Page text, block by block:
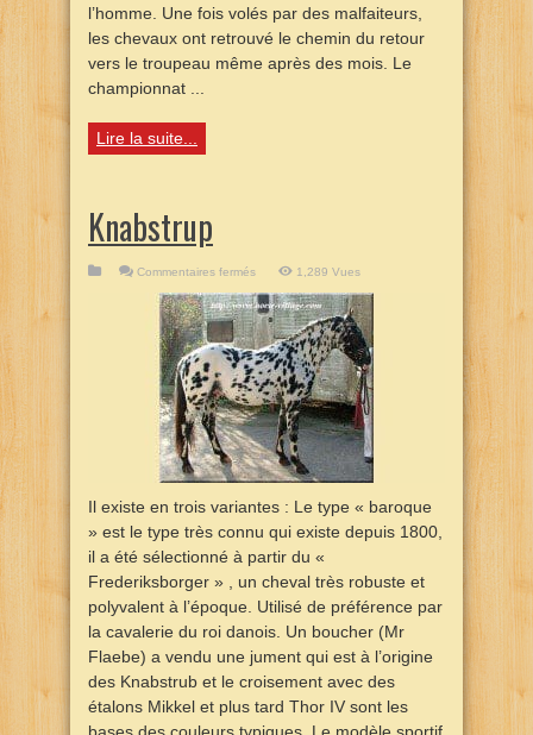
l’homme. Une fois volés par des malfaiteurs,
les chevaux ont retrouvé le chemin du retour
vers le troupeau même après des mois. Le
championnat ...
Lire la suite...
Knabstrup
Commentaires fermés 1,289 Vues
Il existe en trois variantes : Le type « baroque
» est le type très connu qui existe depuis 1800,
il a été sélectionné à partir du «
Frederiksborger » , un cheval très robuste et
polyvalent à l’époque. Utilisé de préférence par
la cavalerie du roi danois. Un boucher (Mr
Flaebe) a vendu une jument qui est à l’origine
des Knabstrub et le croisement avec des
étalons Mikkel et plus tard Thor IV sont les